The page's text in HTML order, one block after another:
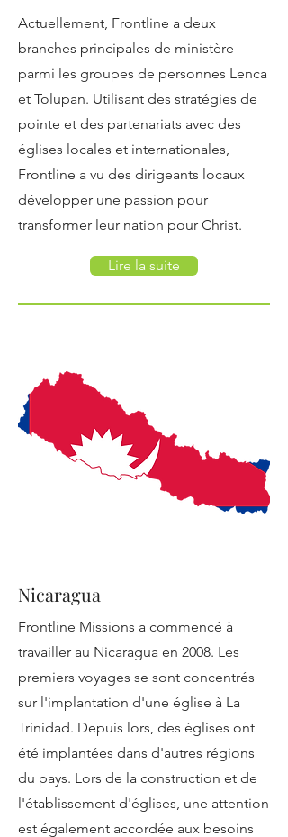
Actuellement, Frontline a deux
branches principales de ministère
parmi les groupes de personnes Lenca
et Tolupan. Utilisant des stratégies de
pointe et des partenariats avec des
églises locales et internationales,
Frontline a vu des dirigeants locaux
développer une passion pour
transformer leur nation pour Christ.
Lire la suite
Nicaragua
Frontline Missions a commencé à
travailler au Nicaragua en 2008. Les
premiers voyages se sont concentrés
sur l'implantation d'une église à La
Trinidad. Depuis lors, des églises ont
été implantées dans d'autres régions
du pays. Lors de la construction et de
l'établissement d'églises, une attention
est également accordée aux besoins